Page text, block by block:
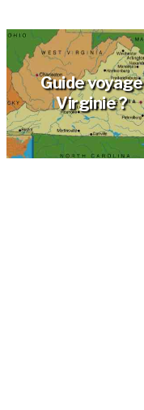
Guide voyage
Virginie ?